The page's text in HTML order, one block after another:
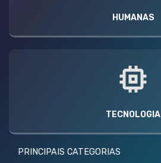
HUMANAS
TECNOLOGIA
PRINCIPAIS CATEGORIAS